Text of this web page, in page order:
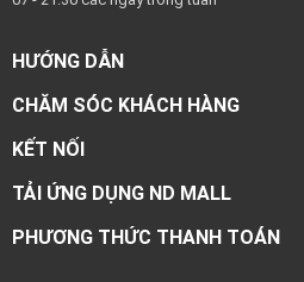
HƯỚNG DẪN
CHĂM SÓC KHÁCH HÀNG
KẾT NỐI
TẢI ỨNG DỤNG ND MALL
PHƯƠNG THỨC THANH TOÁN